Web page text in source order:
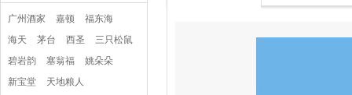
广州酒家 嘉顿
福东海
海天
茅台 西圣
三只松鼠
碧岩韵
塞翁福
姚朵朵
新宝堂
天地粮人